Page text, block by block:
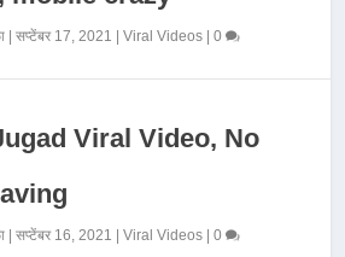
|सप्टेंबर 17, 2021 |Viral Videos |0
Viral Video, No
|सप्टेंबर 16, 2021 |Viral Videos |0